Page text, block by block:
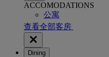
ACCOMODATIONS
公寓
查看全部客房
Dining